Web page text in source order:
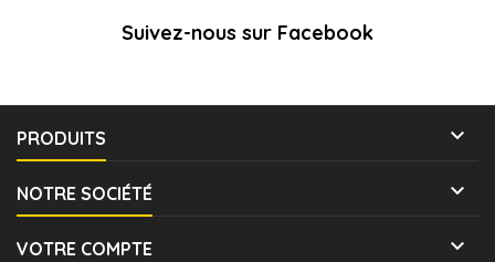
Suivez-nous sur Facebook
PRODUITS 
NOTRE SOCIÉTÉ 
VOTRE COMPTE 